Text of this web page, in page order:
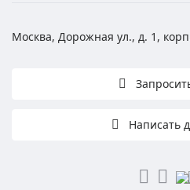
Москва, Дорожная ул., д. 1,
Написать